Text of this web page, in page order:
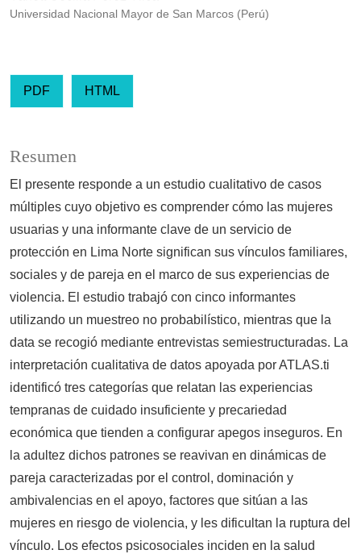
Universidad Nacional Mayor de San Marcos (Perú)
PDF HTML
Resumen
El presente responde a un estudio cualitativo de casos
múltiples cuyo objetivo es comprender cómo las mujeres
usuarias y una informante clave de un servicio de
protección en Lima Norte significan sus vínculos familiares,
sociales y de pareja en el marco de sus experiencias de
violencia. El estudio trabajó con cinco informantes
utilizando un muestreo no probabilístico, mientras que la
data se recogió mediante entrevistas semiestructuradas. La
interpretación cualitativa de datos apoyada por ATLAS.ti
identificó tres categorías que relatan las experiencias
tempranas de cuidado insuficiente y precariedad
económica que tienden a configurar apegos inseguros. En
la adultez dichos patrones se reavivan en dinámicas de
pareja caracterizadas por el control, dominación y
ambivalencias en el apoyo, factores que sitúan a las
mujeres en riesgo de violencia, y les dificultan la ruptura del
vínculo. Los efectos psicosociales inciden en la salud